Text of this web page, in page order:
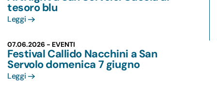
tesoro blu
Leggi
07.06.2026 - EVENTI
Festival Callido Nacchini a San
Servolo domenica 7 giugno
Leggi